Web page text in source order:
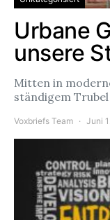
Urbane
unsere
Mitten in
ständigem
Voxbriefs Team Juni